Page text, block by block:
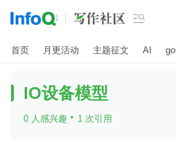

首页 月更活动 主题征文 AI
IO设备模型
0 人感兴趣 · 1 次引用